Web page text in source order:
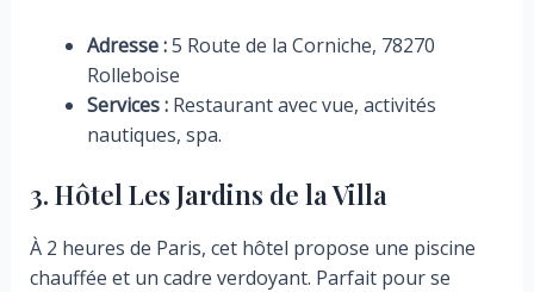
Adresse :5 Route de la Corniche, 78270
Rolleboise
Services :Restaurant avec vue, activités
nautiques, spa.
3. Hôtel Les Jardins de la Villa
À 2 heures de Paris, cet hôtel propose une piscine
chauffée et un cadre verdoyant. Parfait pour se